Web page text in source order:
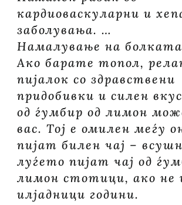
кардиоваскуларни и
заболувања. …
Намалување на
Ако барате топол,
пијалок со здравствени
придобивки и силен
од ѓумбир од лимон
вас. Тој е омилен меѓу
пијат билен чај –
луѓето пијат чај од
лимон стотици, ако не
илјадници години.